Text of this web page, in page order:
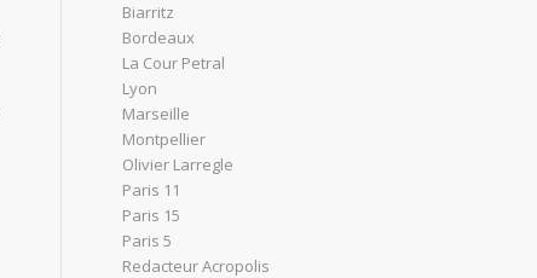
Biarritz
Bordeaux
La Cour Petral
Lyon
Marseille
Montpellier
Olivier Larregle
Paris 11
Paris 15
Paris 5
Redacteur Acropolis